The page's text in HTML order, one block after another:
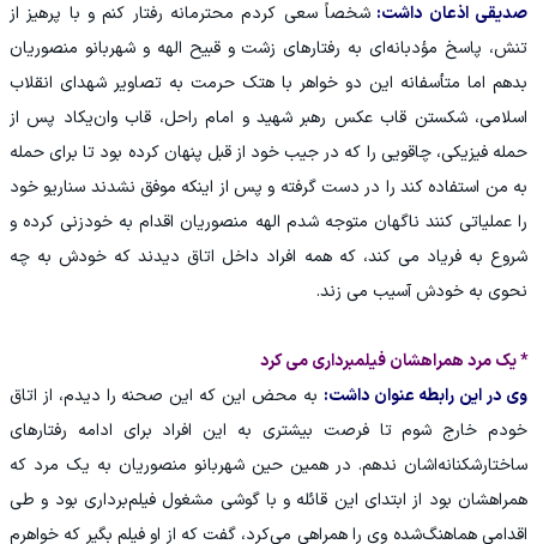
صدیقی اذعان داشت: شخصاً سعی کردم محترمانه رفتار کنم و با پرهیز از
تنش، پاسخ مؤدبانه‌ای به رفتارهای زشت و قبیح الهه و شهربانو منصوریان
بدهم اما متأسفانه این دو خواهر با هتک حرمت به تصاویر شهدای انقلاب
اسلامی، شکستن قاب عکس رهبر شهید و امام راحل، قاب وان‌یکاد پس از
حمله فیزیکی، چاقویی را که در جیب خود از قبل پنهان کرده بود تا برای حمله
به من استفاده کند را در دست گرفته و پس از اینکه موفق نشدند سناریو خود
را عملیاتی کنند ناگهان متوجه شدم الهه منصوریان اقدام به خودزنی کرده‌ و
شروع به فریاد می کند، که همه افراد داخل اتاق دیدند که خودش به چه
نحوی به خودش آسیب می زند.
* یک مرد همراهشان فیلمبرداری می کرد
وی در این رابطه عنوان داشت: به محض این که این صحنه را دیدم، از اتاق
خودم خارج شوم تا فرصت بیشتری به این افراد برای ادامه رفتارهای
ساختارشکنانه‌اشان ندهم. در همین حین شهربانو منصوریان به یک مرد که
همراهشان بود از ابتدای این قائله و با گوشی مشغول فیلم‌برداری بود و طی
اقدامی هماهنگ‌شده وی را همراهی می‌کرد، گفت که از او فیلم بگیر که خواهرم